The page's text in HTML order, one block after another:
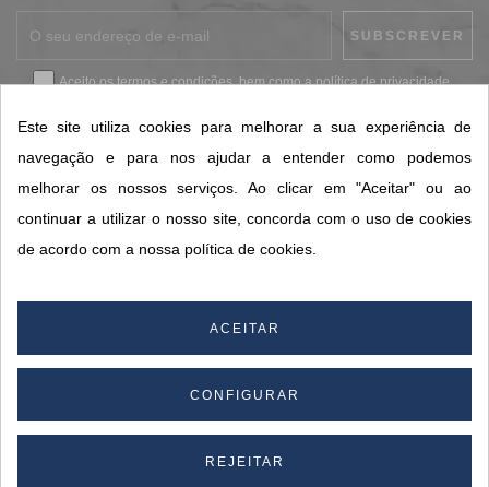
Aceito ostermos e condições, bem como apolítica de privacidade.
CONTACTOS SORISA
Este site utiliza cookies para melhorar a sua experiência de
navegação e para nos ajudar a entender como podemos
melhorar os nossos serviços. Ao clicar em "Aceitar" ou ao
continuar a utilizar o nosso site, concorda com o uso de cookies
de acordo com a nossa política de cookies.
ACEITAR
CONFIGURAR
REJEITAR